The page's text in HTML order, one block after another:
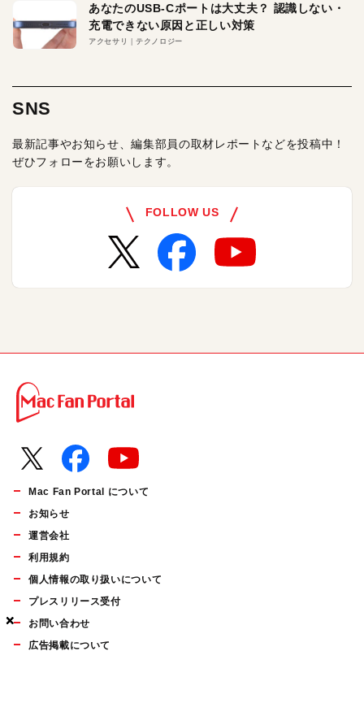
×
×
×
あなたのUSB-Cポートは大丈夫？ 認識しない・
充電できない原因と正しい対策
アクセサリ テクノロジー
SNS
最新記事やお知らせ、編集部員の取材レポートなどを投稿中！
ぜひフォローをお願いします。
FOLLOW US
Mac Fan Portal について
お知らせ
運営会社
利用規約
個人情報の取り扱いについて
プレスリリース受付
お問い合わせ
広告掲載について